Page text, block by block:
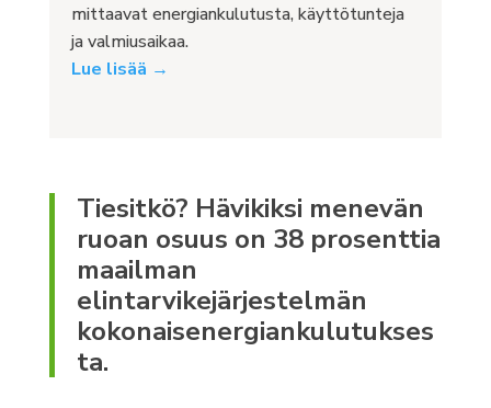
mittaavat energiankulutusta, käyttötunteja
ja valmiusaikaa.
Lue lisää →
Tiesitkö? Hävikiksi menevän
ruoan osuus on 38 prosenttia
maailman
elintarvikejärjestelmän
kokonaisenergiankulutukses
ta.